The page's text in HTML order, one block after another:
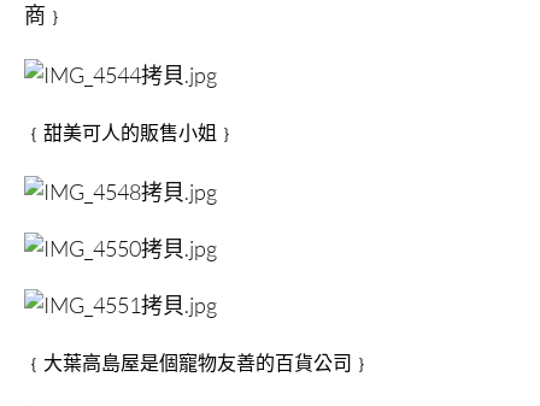
商 ﹜
﹛甜美可人的販售小姐﹜
﹛大葉高島屋是個寵物友善的百貨公司﹜